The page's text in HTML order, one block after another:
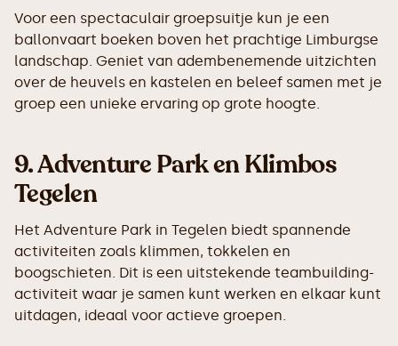
Voor een spectaculair groepsuitje kun je een
ballonvaart boeken boven het prachtige Limburgse
landschap. Geniet van adembenemende uitzichten
over de heuvels en kastelen en beleef samen met je
groep een unieke ervaring op grote hoogte.
9.Adventure Park en Klimbos
Tegelen
Het Adventure Park in Tegelen biedt spannende
activiteiten zoals klimmen, tokkelen en
boogschieten. Dit is een uitstekende teambuilding-
activiteit waar je samen kunt werken en elkaar kunt
uitdagen, ideaal voor actieve groepen.